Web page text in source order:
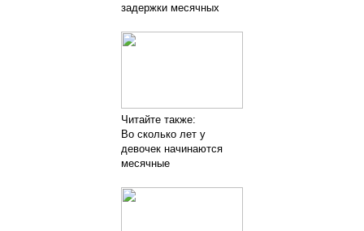
задержки месячных
Читайте также:
Во сколько лет у
девочек начинаются
месячные